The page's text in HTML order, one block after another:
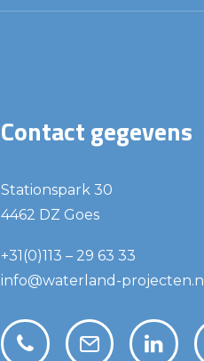
Contact gegevens
Stationspark 30
4462 DZ Goes
+31(0)113 – 29 63 33
info@waterland-projecten.nl